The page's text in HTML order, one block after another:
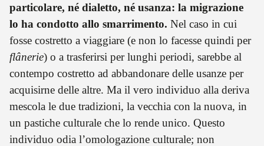
particolare, né dialetto, né usanza: la migrazione
lo ha condotto allo smarrimento. Nel caso in cui
fosse costretto a viaggiare (e non lo facesse quindi per
flânerie) o a trasferirsi per lunghi periodi, sarebbe al
contempo costretto ad abbandonare delle usanze per
acquisirne delle altre. Ma il vero individuo alla deriva
mescola le due tradizioni, la vecchia con la nuova, in
un pastiche culturale che lo rende unico. Questo
individuo odia l’omologazione culturale; non